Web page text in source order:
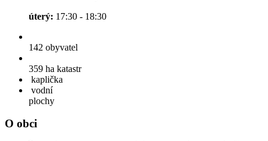
úterý: 17:30 - 18:30
142 obyvatel
359 ha katastr
kaplička
vodní
plochy
O obci